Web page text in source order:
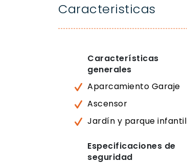
Caracteristicas
Características
generales
Aparcamiento Garaje
Ascensor
Jardín y parque infantil
Especificaciones de
seguridad